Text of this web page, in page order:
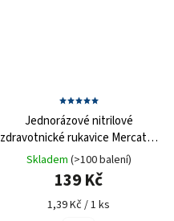
Jednorázové nitrilové
zdravotnické rukavice Mercator
NITRYLEX modré 100 ks
Skladem (>100 balení)
139 Kč
1,39 Kč / 1 ks